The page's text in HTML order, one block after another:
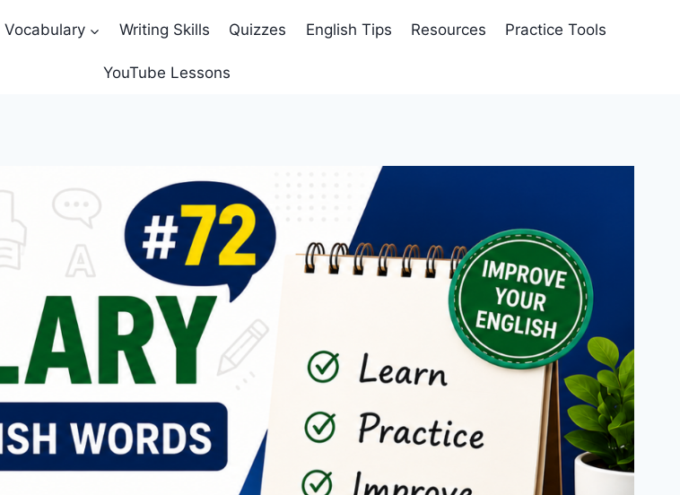
Vocabulary Writing Skills Quizzes English Tips Resources Practice Tools
YouTube Lessons